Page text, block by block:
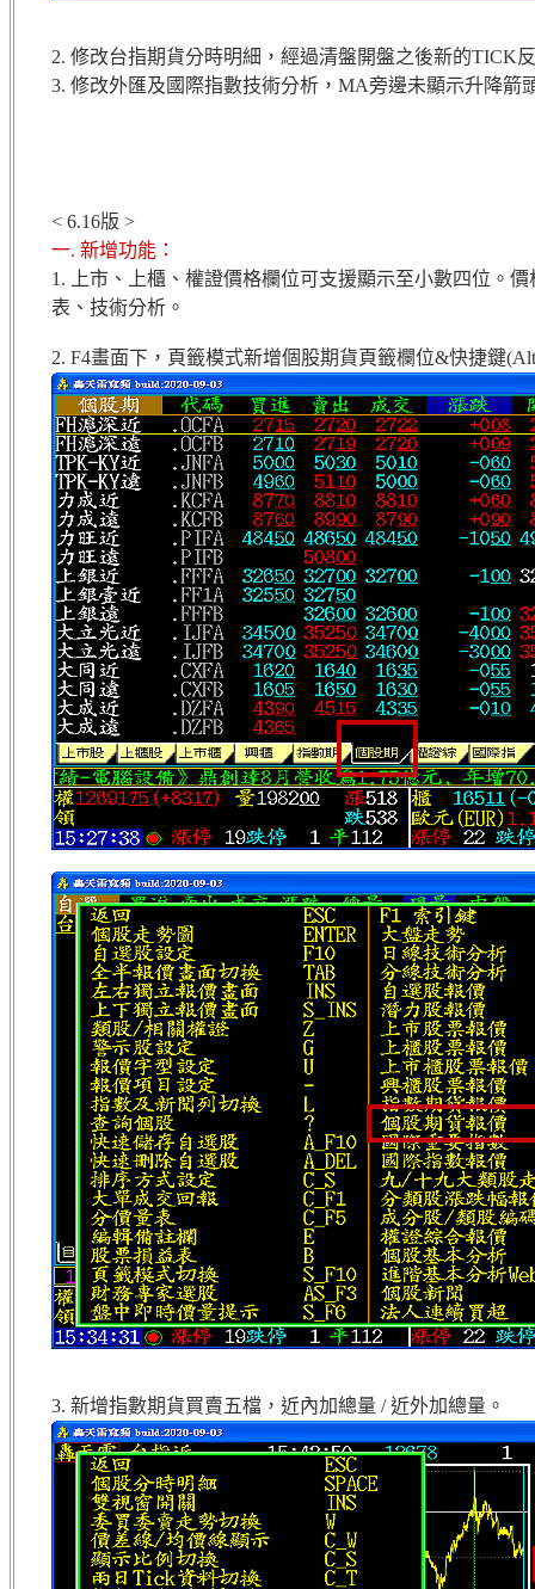
2. 修改台指期貨分時明細，經過清盤開盤之後新的TICK
3. 修改外匯及國際指數技術分析，MA旁邊未顯示升降箭
< 6.16版 >
一. 新增功能：
1. 上市、上櫃、權證價格欄位可支援顯示至小數四位。
表、技術分析。
2. F4畫面下，頁籤模式新增個股期貨頁籤欄位&快捷鍵
3. 新增指數期貨買賣五檔，近內加總量 / 近外加總量。